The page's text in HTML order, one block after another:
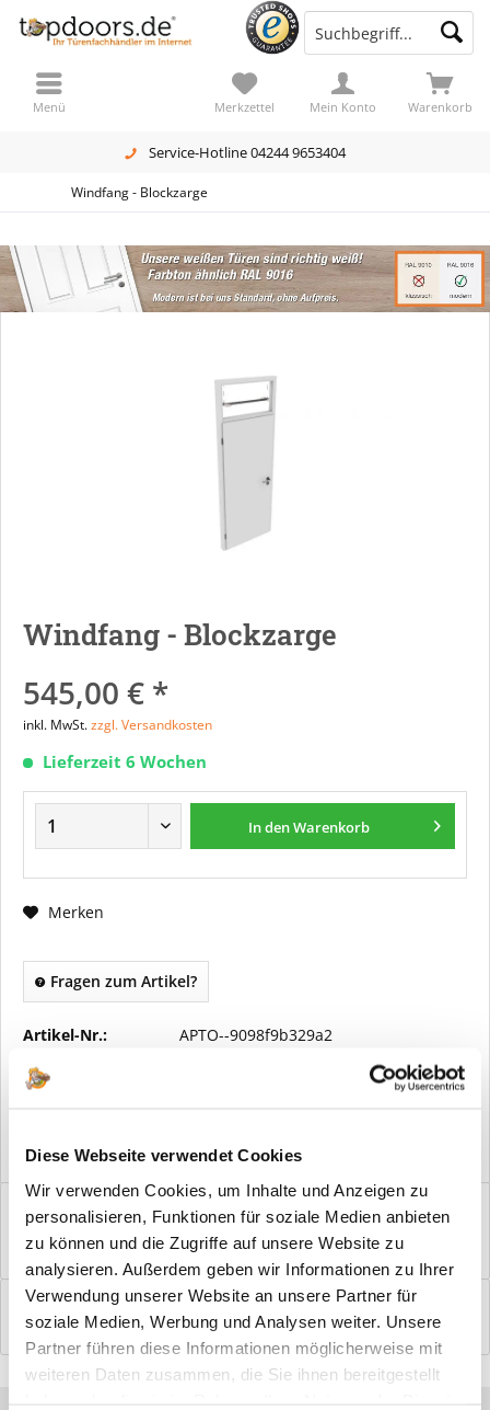
Diese Webseite verwendet Cookies
Wir verwenden Cookies, um Inhalte und Anzeigen zu
personalisieren, Funktionen für soziale Medien anbieten
zu können und die Zugriffe auf unsere Website zu
analysieren. Außerdem geben wir Informationen zu Ihrer
Verwendung unserer Website an unsere Partner für
soziale Medien, Werbung und Analysen weiter. Unsere
Partner führen diese Informationen möglicherweise mit
weiteren Daten zusammen, die Sie ihnen bereitgestellt
Service-Hotline 04244 9653404
Warenkorb
Merkzettel Mein Konto
Menü
Windfang - Blockzarge
Windfang - Blockzarge
545,00 € *
inkl. MwSt.zzgl. Versandkosten
Lieferzeit 6 Wochen
In denWarenkorb
Merken
Fragen zum Artikel?
Artikel-Nr.: APTO--9098f9b329a2
Vorteile
Windfangelemente online am Bildschirm konfigurieren und
einbaufertig bestellen. In wenigen...
Bewertungen
0
Bewertungen lesen, schreiben und diskutieren...mehr